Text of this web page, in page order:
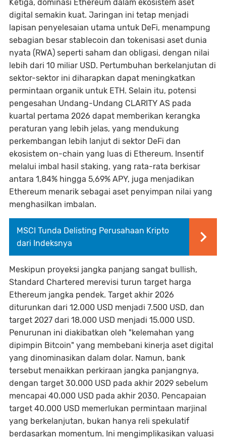
Ketiga, dominasi Ethereum dalam ekosistem aset
digital semakin kuat. Jaringan ini tetap menjadi
lapisan penyelesaian utama untuk DeFi, menampung
sebagian besar stablecoin dan tokenisasi aset dunia
nyata (RWA) seperti saham dan obligasi, dengan nilai
lebih dari 10 miliar USD. Pertumbuhan berkelanjutan di
sektor-sektor ini diharapkan dapat meningkatkan
permintaan organik untuk ETH. Selain itu, potensi
pengesahan Undang-Undang CLARITY AS pada
kuartal pertama 2026 dapat memberikan kerangka
peraturan yang lebih jelas, yang mendukung
perkembangan lebih lanjut di sektor DeFi dan
ekosistem on-chain yang luas di Ethereum. Insentif
melalui imbal hasil staking, yang rata-rata berkisar
antara 1,84% hingga 5,69% APY, juga menjadikan
Ethereum menarik sebagai aset penyimpan nilai yang
menghasilkan imbalan.
MSCI Tunda Delisting Perusahaan Kripto
dari Indeksnya
Meskipun proyeksi jangka panjang sangat bullish,
Standard Chartered merevisi turun target harga
Ethereum jangka pendek. Target akhir 2026
diturunkan dari 12.000 USD menjadi 7.500 USD, dan
target 2027 dari 18.000 USD menjadi 15.000 USD.
Penurunan ini diakibatkan oleh "kelemahan yang
dipimpin Bitcoin" yang membebani kinerja aset digital
yang dinominasikan dalam dolar. Namun, bank
tersebut menaikkan perkiraan jangka panjangnya,
dengan target 30.000 USD pada akhir 2029 sebelum
mencapai 40.000 USD pada akhir 2030. Pencapaian
target 40.000 USD memerlukan permintaan marjinal
yang berkelanjutan, bukan hanya reli spekulatif
berdasarkan momentum. Ini mengimplikasikan valuasi